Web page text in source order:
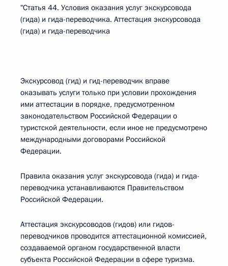
"Статья 44. Условия оказания услуг экскурсовода
(гида) и гида-переводчика. Аттестация экскурсовода
(гида) и гида-переводчика
Экскурсовод (гид) и гид-переводчик вправе
оказывать услуги только при условии прохождения
ими аттестации в порядке, предусмотренном
законодательством Российской Федерации о
туристской деятельности, если иное не предусмотрено
международными договорами Российской
Федерации.
Правила оказания услуг экскурсовода (гида) и гида-
переводчика устанавливаются Правительством
Российской Федерации.
Аттестация экскурсоводов (гидов) или гидов-
переводчиков проводится аттестационной комиссией,
создаваемой органом государственной власти
субъекта Российской Федерации в сфере туризма.